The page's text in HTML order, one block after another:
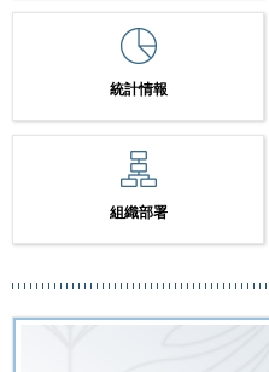
統計情報
組織部署